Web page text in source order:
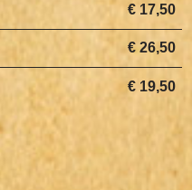
€ 17,50
€ 26,50
€ 19,50